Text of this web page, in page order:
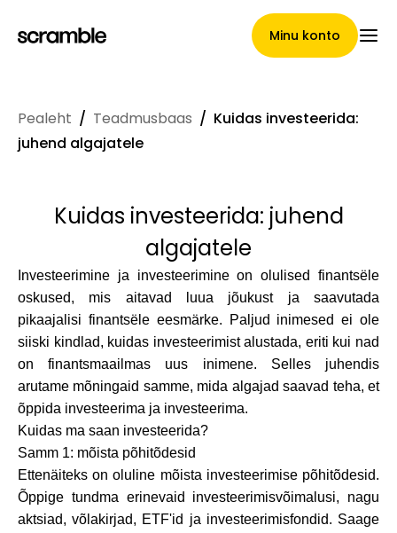
Minu konto
Nõuete loovutamise
tingimused
Brändide galerii
Brändi valik
Kalkulaatorid
Pealeht / Teadmusbaas / Kuidas investeerida:
juhend algajatele
Kuidas investeerida: juhend
algajatele
Investeerimine ja investeerimine on olulised finantsële
oskused, mis aitavad luua jõukust ja saavutada
pikaajalisi finantsële eesmärke. Paljud inimesed ei ole
siiski kindlad, kuidas investeerimist alustada, eriti kui nad
on finantsmaailmas uus inimene. Selles juhendis
arutame mõningaid samme, mida algajad saavad teha, et
õppida investeerima ja investeerima.
Kuidas ma saan investeerida?
Samm 1: mõista põhitõdesid
Ettenäiteks on oluline mõista investeerimise põhitõdesid.
Õppige tundma erinevaid investeerimisvõimalusi, nagu
aktsiad, võlakirjad, ETF'id ja investeerimisfondid. Saage